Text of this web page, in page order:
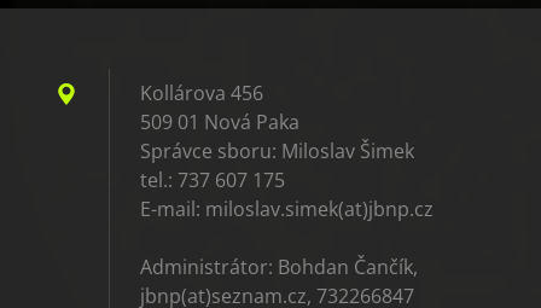
Kollárova 456
509 01 Nová Paka
Správce sboru: Miloslav Šimek
tel.: 737 607 175
E-mail: miloslav.simek(at)jbnp.cz
Administrátor: Bohdan Čančík,
jbnp(at)seznam.cz, 732266847